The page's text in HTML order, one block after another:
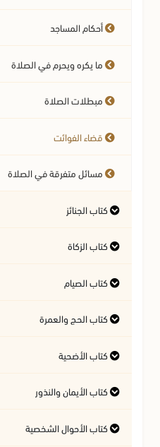
أحكام المساجد
ما يكره ويحرم في الصلاة
مبطلات الصلاة
قضاء الفوائت
مسائل متفرقة في الصلاة
كتاب الجنائز
أحكام الجنائز
كتاب الزكاة
مصارف الزكاة
الأموال التي تجب فيها الزكاة
زكاة الفطر
صدقة التطوع
أهمية الزكاة
كتاب الصيام
أحكام هلال رمضان
النية وأحكامها
مفسدات الصيام
ما يكره ويستحب في الصيام
كتاب الحج والعمرة
أحكام الإحرام
شروط الحج
صفة الحج
كتاب الأضحية
أحكام الأضحية
كتاب الأيمان والنذور
أحكام الأيمان
كتاب الأحوال الشخصية